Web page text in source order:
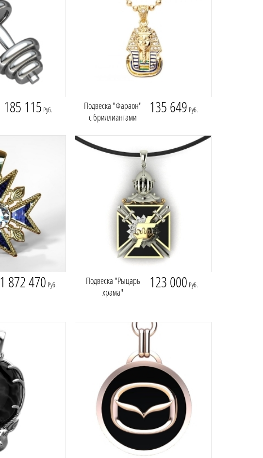
185 115 Руб.
Подвеска "Фараон"
с бриллиантами
135 649 Руб.
1 872 470 Руб.
Подвеска "Рыцарь
храма"
123 000 Руб.